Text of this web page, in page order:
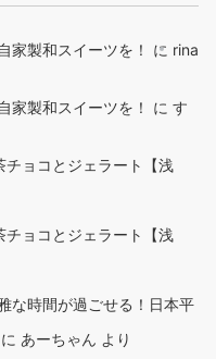
家製和スイーツを！ に rina
家製和スイーツを！
に す
ョコとジェラート【浅
ョコとジェラート【浅
な時間が過ごせる！日本平
に あーちゃん より